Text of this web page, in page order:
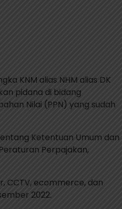
KNM alias NHM alias DK
pidana di bidang
Nilai (PPN) yang sudah
Ketentuan Umum dan
Perpajakan,
CCTV, ecommerce, dan
2022.